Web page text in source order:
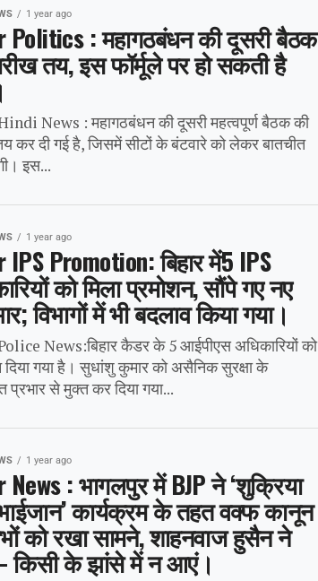
1 year ago
Politics : महागठबंधन की दूसरी बैठक
तय, इस फॉर्मूले पर हो सकती है
News : महागठबंधन की दूसरी महत्वपूर्ण बैठक की
कर दी गई है, जिसमें सीटों के बंटवारे को लेकर बातचीत
इस...
1 year ago
IPS Promotion: बिहार में5 IPS
को मिला प्रमोशन, सौंपे गए नए
विभागों में भी बदलाव किया गया।
News:बिहार कैडर के 5 आईपीएस अधिकारियों को
दिया गया है। सुधांशु कुमार को असैनिक सुरक्षा के
प्रभार से मुक्त कर दिया गया...
1 year ago
News : भागलपुर में BJP ने ‘शुक्रिया
कार्यक्रम के तहत वक्फ कानून
को रखा सामने, शाहनवाज हुसैन ने
किसी के झांसे में न आएं।